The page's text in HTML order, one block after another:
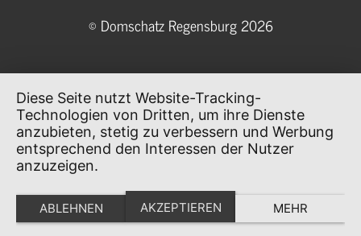
© Domschatz Regensburg 2026
Diese Seite nutzt Website-Tracking-
Technologien von Dritten, um ihre Dienste
anzubieten, stetig zu verbessern und Werbung
entsprechend den Interessen der Nutzer
anzuzeigen.
ABLEHNEN AKZEPTIEREN MEHR